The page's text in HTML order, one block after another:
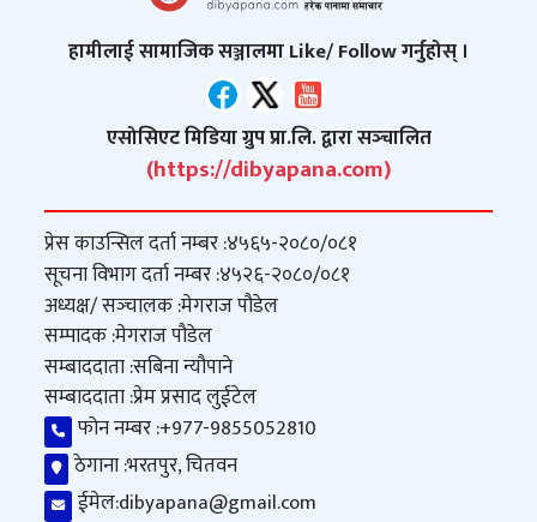
हामीलाई सामाजिक सञ्जालमा Like/ Follow गर्नुहोस् ।
एसोसिएट मिडिया ग्रुप प्रा.लि. द्वारा सञ्‍चालित
(https://dibyapana.com)
प्रेस काउन्सिल दर्ता नम्बर :४५६५-२०८०/०८१
सूचना विभाग दर्ता नम्बर :४५२६-२०८०/०८१
अध्यक्ष/ सञ्‍चालक :मेगराज पौडेल
सम्पादक :मेगराज पौडेल
सम्बाददाता :सबिना न्यौपाने
सम्बाददाता :प्रेम प्रसाद लुईटेल
फोन नम्बर :+977-9855052810
ठेगाना :भरतपुर, चितवन
ईमेल:dibyapana@gmail.com